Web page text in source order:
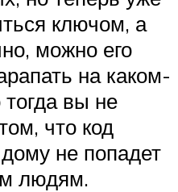
ключом, а
можно его
на каком-
вы не
что код
не попадет
людям.